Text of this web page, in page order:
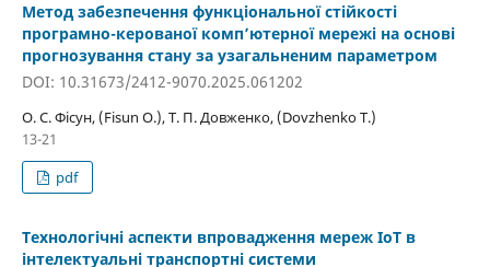
Метод забезпечення функціональної стійкості
програмно-керованої комп’ютерної мережі на основі
прогнозування стану за узагальненим параметром
DOI: 10.31673/2412-9070.2025.061202
О. С. Фісун, (Fisun O.), Т. П. Довженко, (Dovzhenko T.)
13-21
pdf
Технологічні аспекти впровадження мереж ІоТ в
інтелектуальні транспортні системи